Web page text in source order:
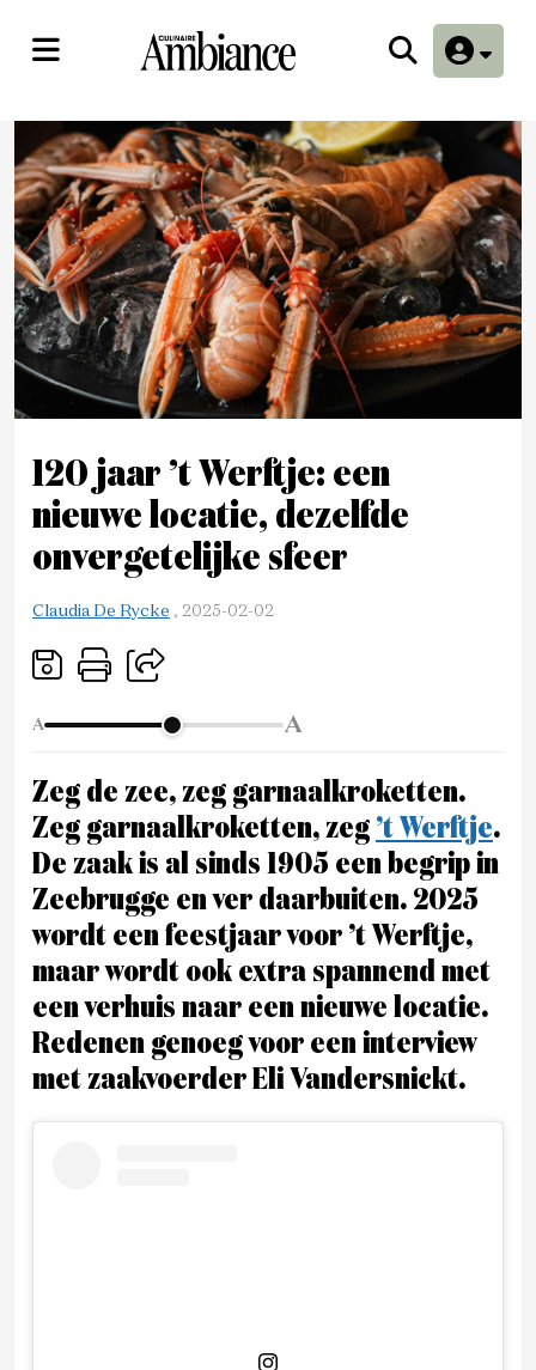
120 jaar ’t Werftje: een
nieuwe locatie, dezelfde
onvergetelijke sfeer
Claudia De Rycke , 2025-02-02
A A
Zeg de zee, zeg garnaalkroketten.
Zeg garnaalkroketten, zeg ’t Werftje.
De zaak is al sinds 1905 een begrip in
Zeebrugge en ver daarbuiten. 2025
wordt een feestjaar voor ’t Werftje,
maar wordt ook extra spannend met
een verhuis naar een nieuwe locatie.
Redenen genoeg voor een interview
met zaakvoerder Eli Vandersnickt.